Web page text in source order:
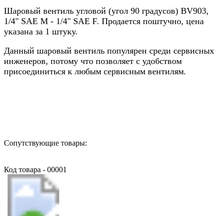
Шаровый вентиль угловой (угол 90 градусов) BV903,
1/4" SAE М - 1/4" SAE F. Продается поштучно, цена
указана за 1 штуку.
Данный шаровый вентиль популярен среди сервисных
инженеров, потому что позволяет с удобством
присоединиться к любым сервисным вентилям.
Сопутствующие товары:
Код товара - 00001